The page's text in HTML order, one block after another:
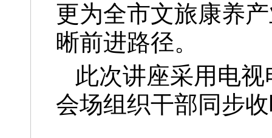
更为全市文旅康养
晰前进路径。
此次讲座采用电
会场组织干部同步